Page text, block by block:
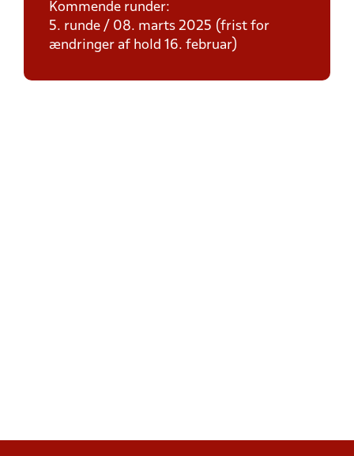
Kommende runder:
5. runde / 08. marts 2025 (frist for
ændringer af hold 16. februar)